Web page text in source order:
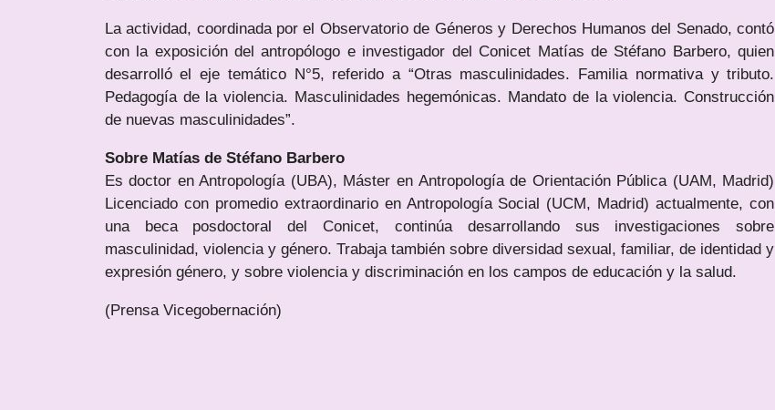
La actividad, coordinada por el Observatorio de Géneros y Derechos Humanos del Senado, contó
con la exposición del antropólogo e investigador del Conicet Matías de Stéfano Barbero, quien
desarrolló el eje temático N°5, referido a “Otras masculinidades. Familia normativa y tributo.
Pedagogía de la violencia. Masculinidades hegemónicas. Mandato de la violencia. Construcción
de nuevas masculinidades”.
Sobre Matías de Stéfano Barbero
Es doctor en Antropología (UBA), Máster en Antropología de Orientación Pública (UAM, Madrid)
Licenciado con promedio extraordinario en Antropología Social (UCM, Madrid) actualmente, con
una beca posdoctoral del Conicet, continúa desarrollando sus investigaciones sobre
masculinidad, violencia y género. Trabaja también sobre diversidad sexual, familiar, de identidad y
expresión género, y sobre violencia y discriminación en los campos de educación y la salud.
(Prensa Vicegobernación)